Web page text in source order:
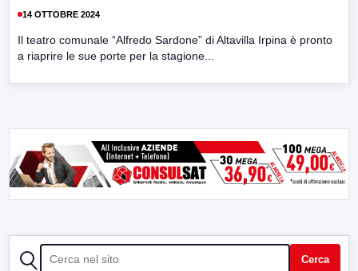
14 OTTOBRE 2024
Il teatro comunale “Alfredo Sardone” di Altavilla Irpina è pronto
a riaprire le sue porte per la stagione...
CERCA Cerca